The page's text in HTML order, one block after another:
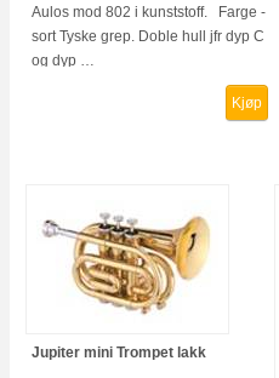
Aulos mod 802 i kunststoff. Farge -
sort Tyske grep. Doble hull jfr dyp C
og dyp …
Kjøp
Jupiter mini Trompet lakk